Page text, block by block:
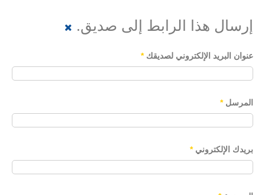
إرسال هذا الرابط إلى صديق.
عنوان البريد الإلكتروني لصديقك *
المرسل *
بريدك الإلكتروني *